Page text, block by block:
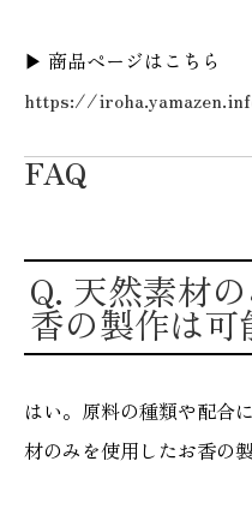
▶ 商品ページはこちら
https://
FAQ
Q. 天然素材
香の製作は可
はい。原料の種類や配合
材のみを使用したお香の